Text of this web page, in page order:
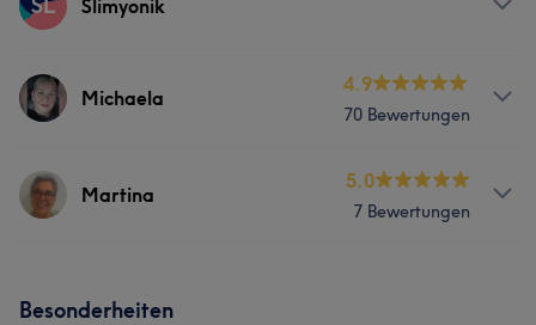
Slimyonik
Services
Michaela
4.9
70 Bewertungen
Services
Martina
5.0
7 Bewertungen
Besonderheiten